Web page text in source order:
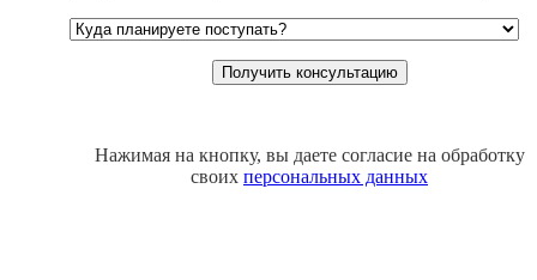
Нажимая на кнопку, вы даете согласие на обработку
своих персональных данных